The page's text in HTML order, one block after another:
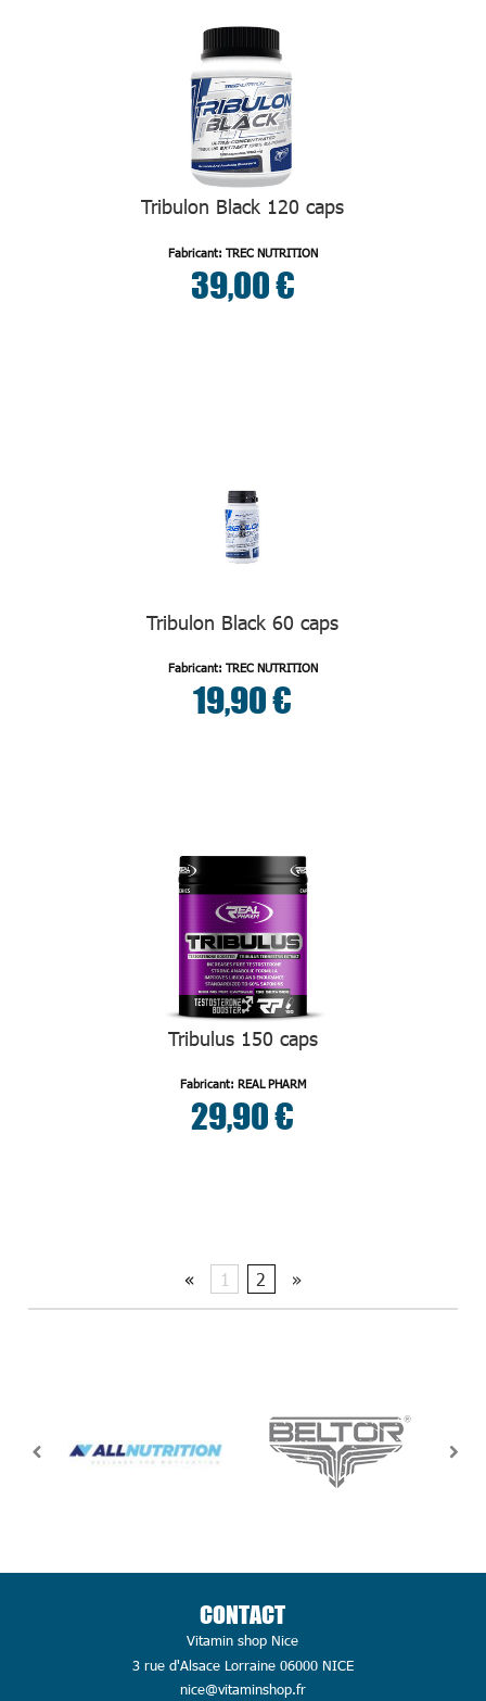
Tribulon Black 120 caps
Fabricant: TREC NUTRITION
39,00 €
Tribulon Black 60 caps
Fabricant: TREC NUTRITION
19,90 €
Tribulus 150 caps
Fabricant: REAL PHARM
29,90 €
« 1 2 »
CONTACT
Vitamin shop Nice
3 rue d'Alsace Lorraine 06000 NICE
nice@vitaminshop.fr